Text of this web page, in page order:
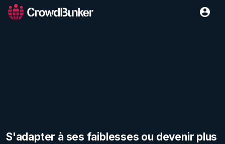
S'adapter à ses faiblesses ou devenir plus